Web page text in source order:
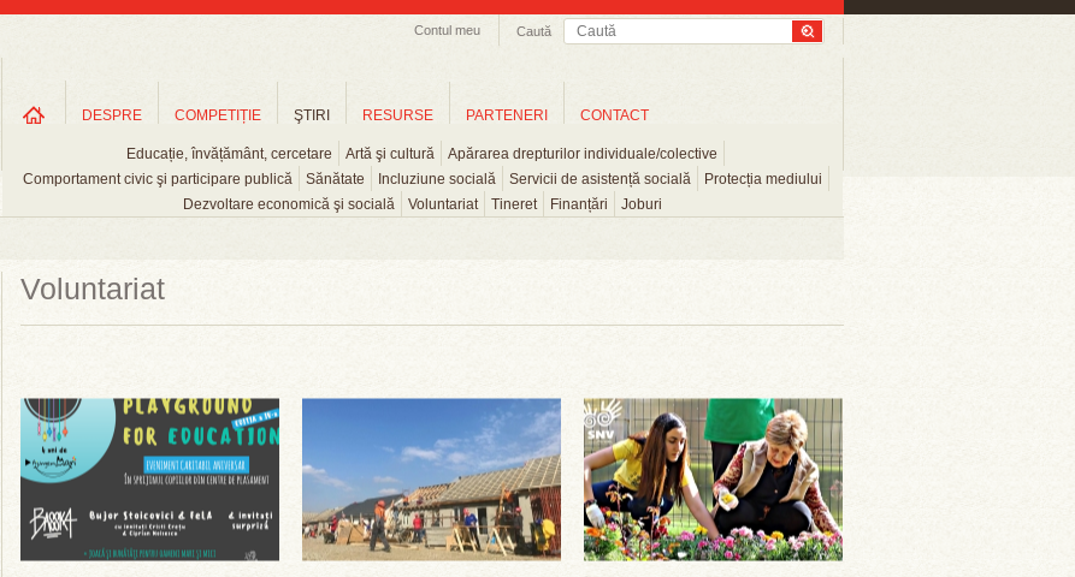
Caută
Contul meu
DESPRE COMPETIȚIE ŞTIRI
Educație, învățământ, cercetare Artă şi cultură
Apărarea drepturilor individuale/colective
Comportament civic şi participare publică
Sănătate Incluziune socială Servicii de asistență socială
Protecția mediului
Dezvoltare economică şi socială
Voluntariat Tineret Finanțări Joburi
RESURSE PARTENERI CONTACT
Voluntariat